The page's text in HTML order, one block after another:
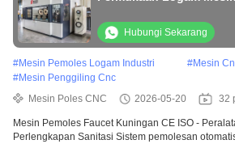
Hubungi Sekarang
#Mesin Pemoles Logam Industri #Mesin
#Mesin Penggiling Cnc
Mesin Poles CNC
2026-05-20 32
Mesin Pemoles Faucet Kuningan CE ISO -
Perlengkapan Sanitasi Sistem pemolesan